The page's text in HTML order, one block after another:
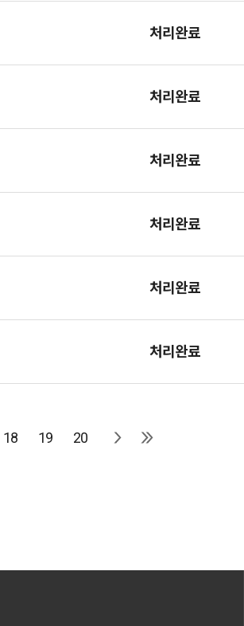
처리완료
처리완료
처리완료
처리완료
처리완료
처리완료
18 19 20